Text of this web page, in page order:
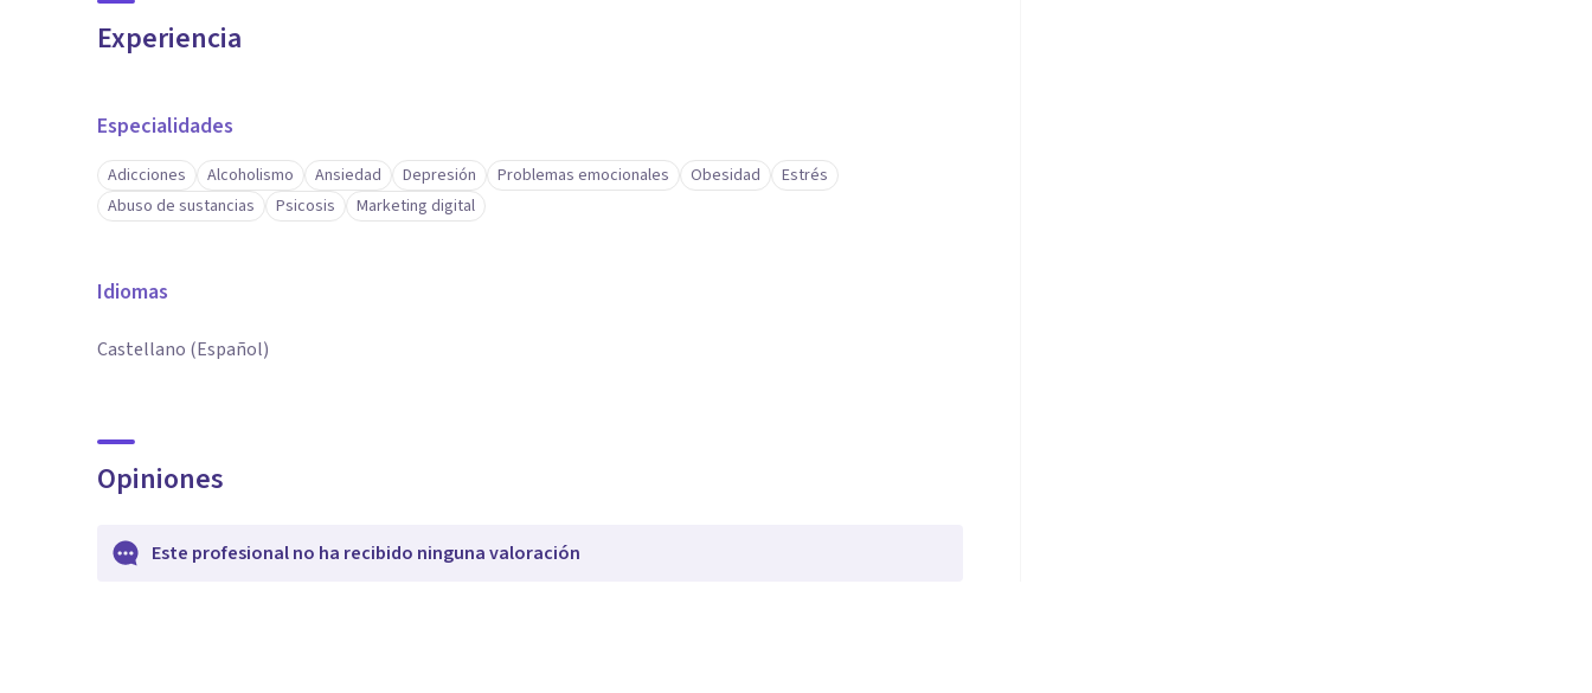
Experiencia
Especialidades
Adicciones Alcoholismo Ansiedad Depresión Problemas emocionales Obesidad
Estrés
Abuso de sustancias
Psicosis Marketing digital
Idiomas
Castellano (Español)
Opiniones
Este profesional no ha recibido ninguna valoración